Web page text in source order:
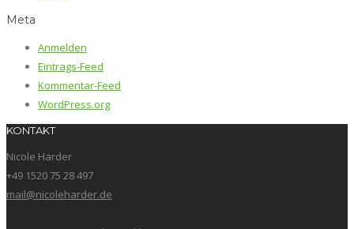
Meta
Anmelden
Eintrags-Feed
Kommentar-Feed
WordPress.org
KONTAKT
Nicole Harder
+49 1520 75 28 497
mail@nicoleharder.de